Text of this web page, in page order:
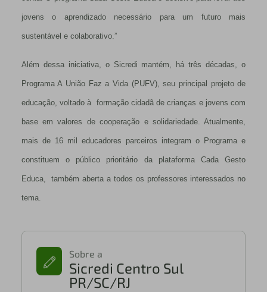
jovens o aprendizado necessário para um futuro mais
sustentável e colaborativo.”
Além dessa iniciativa, o Sicredi mantém, há três décadas, o
Programa A União Faz a Vida (PUFV), seu principal projeto de
educação, voltado à formação cidadã de crianças e jovens com
base em valores de cooperação e solidariedade. Atualmente,
mais de 16 mil educadores parceiros integram o Programa e
constituem o público prioritário da plataforma Cada Gesto
Educa, também aberta a todos os professores interessados no
tema.
Sobre a
Sicredi Centro Sul
PR/SC/RJ